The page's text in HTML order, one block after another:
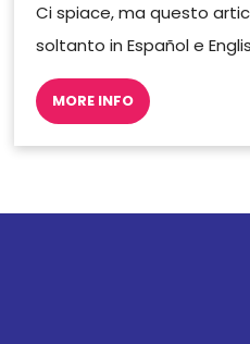
Ci spiace, ma questo
soltanto in Español e
MORE INFO